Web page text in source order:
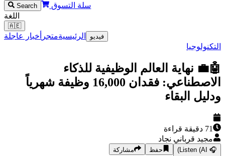
Search
سلة التسوق
الرئيسية متجرأخبار عاجلة
نهاية العالم الوظيفية للذكاء
الاصطناعي: فقدان 16,000 وظيفة شهرياً
البقاء
دقيقة قراءة
قرباني نجاد
Listen حفظ مشاركة